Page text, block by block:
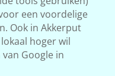
een voordelige
Ook in Akkerput
hoger wil
Google in